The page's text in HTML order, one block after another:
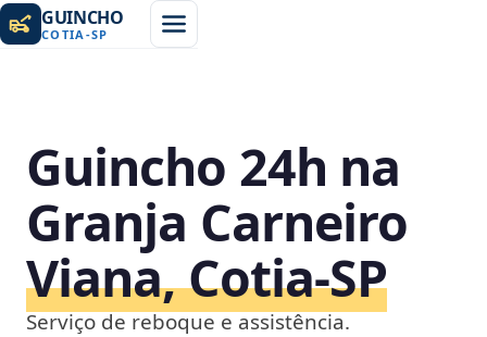
GUINCHO
COTIA -SP
Guincho 24h na
Granja Carneiro
Viana, Cotia‑SP
Serviço de reboque e assistência.